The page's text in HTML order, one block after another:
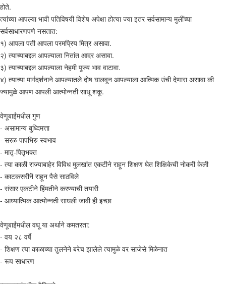
होते.
त्यांच्या आपल्या भावी पतिविषयी विशेष अपेक्षा होत्या ज्या इतर सर्वसामान्य मुलींच्या
सर्वसाधारणपणे नसतात:
१) आपला पती आपला परमप्रिय मित्र असावा.
२) त्याच्याबद्दल आपल्याला नितांत आदर असावा.
३) त्याच्याबद्दल आपल्याला नेहमी पूज्य भाव वाटावा.
४) त्याच्या मार्गदर्शनाने आपल्यातले दोष घालवून आपल्याला आत्मिक उंची देणारा असावा की
ज्यामुळे आपण आपली आत्मोन्नती साधू शकू.
वेणूबाईंमधील गुण
- असामान्य बुध्दिमत्ता
- सरळ-पापभिरु स्वभाव
- मातृ-पितृभक्त
- त्या काळी राज्याबाहेर विविध मुलखांत एकटीने राहून शिक्षण घेत शिक्षिकेची नोकरी केली
- काटकसरीनॆ राहून पैसे साठविले
- संसार एकटीने हिंमतीने करण्याची तयारी
- आध्यात्मिक आत्मोन्नती साधली जावी ही इच्छा
वेणूबाईंमधील वधू या अर्थाने कमतरता:
- वय २८ वर्षे
- शिक्षण त्या काळाच्या तुलनेने बरेच झालेले त्यामुळे वर साजेसे मिळेनात
- रूप साधारण